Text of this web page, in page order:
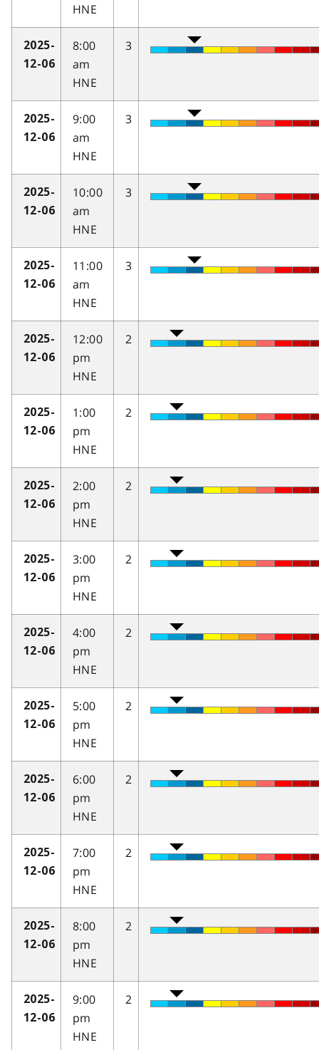
HNE
2025-
12-06
8:00
am
HNE
3
2025-
12-06
9:00
am
HNE
3
2025-
12-06
10:00
am
HNE
3
2025-
12-06
11:00
am
HNE
3
2025-
12-06
12:00
pm
HNE
2
2025-
12-06
1:00
pm
HNE
2
2025-
12-06
2:00
pm
HNE
2
2025-
12-06
3:00
pm
HNE
2
2025-
12-06
4:00
pm
HNE
2
2025-
12-06
5:00
pm
HNE
2
2025-
12-06
6:00
pm
HNE
2
2025-
12-06
7:00
pm
HNE
2
2025-
12-06
8:00
pm
HNE
2
2025-
12-06
9:00
pm
HNE
2